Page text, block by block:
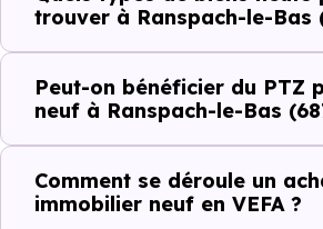
commerces, 0 professions
scolaires. Des équipements du
autant d'arguments concrets
dans la commune.
Combien coûte un
le-Bas (68730) ?
trouver à Ranspach-le-Bas
Peut-on bénéficier du PTZ
neuf à Ranspach-le-Bas
Comment se déroule un
immobilier neuf en VEFA ?